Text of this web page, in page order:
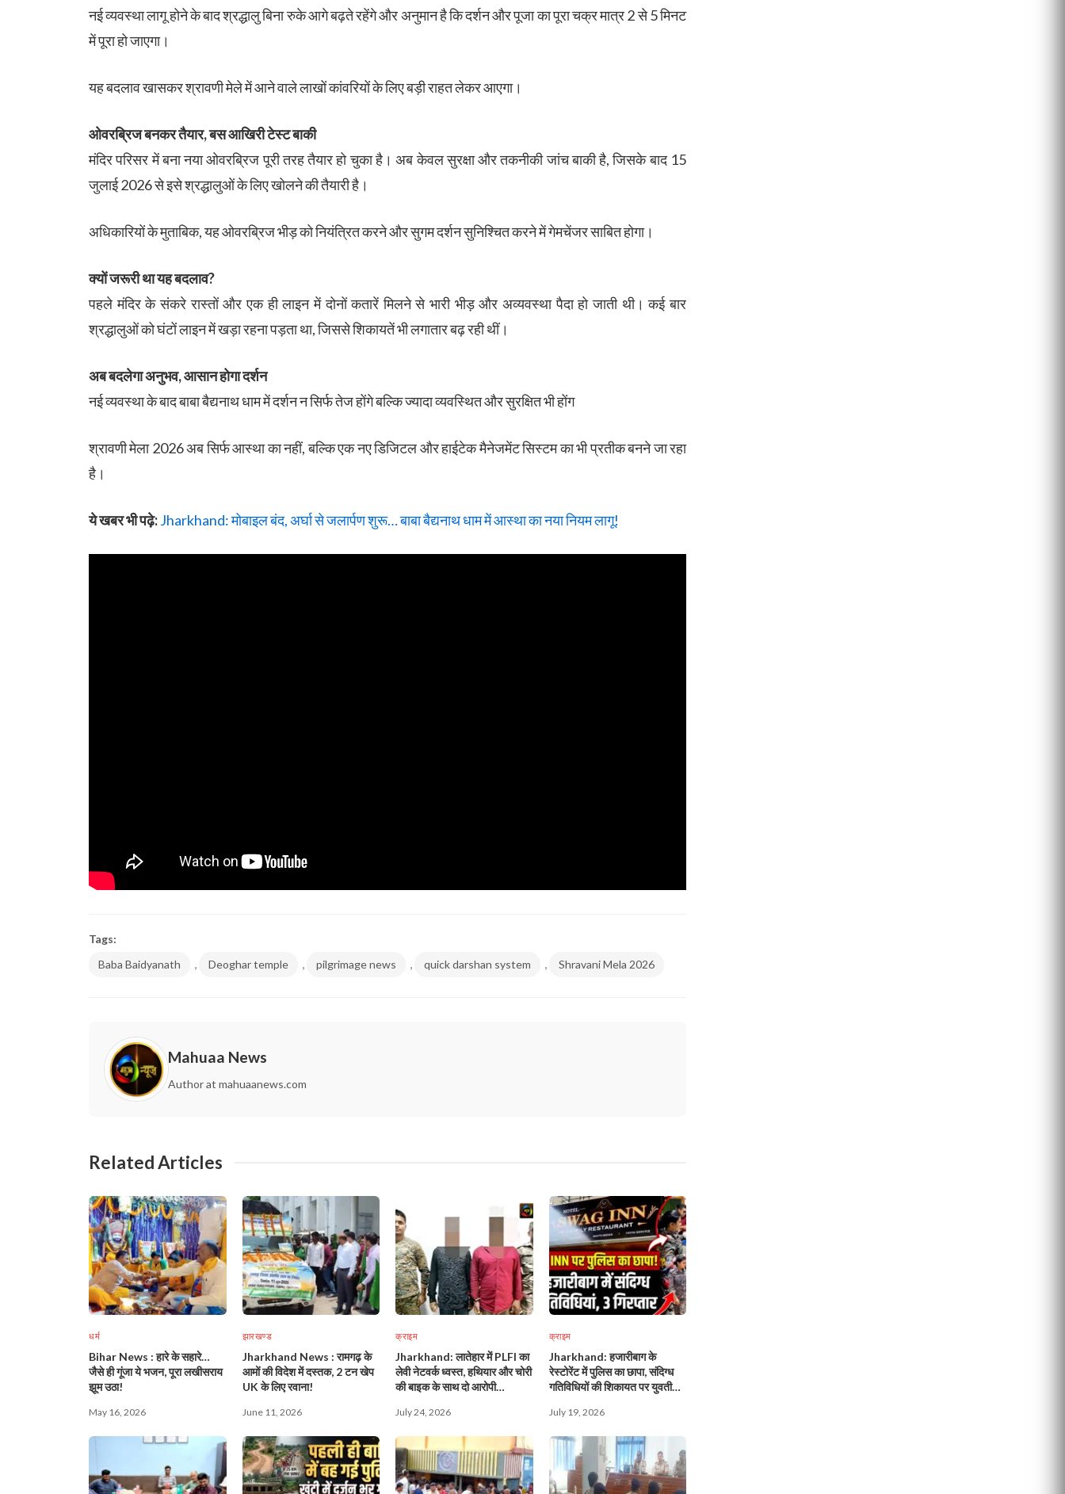
नई व्यवस्था लागू होने के बाद श्रद्धालु बिना रुके आगे बढ़ते रहेंगे और अनुमान है कि दर्शन और पूजा का पूरा चक्र मात्र 2 से 5 मिनट
में पूरा हो जाएगा।
यह बदलाव खासकर श्रावणी मेले में आने वाले लाखों कांवरियों के लिए बड़ी राहत लेकर आएगा।
ओवरब्रिज बनकर तैयार, बस आखिरी टेस्ट बाकी
मंदिर परिसर में बना नया ओवरब्रिज पूरी तरह तैयार हो चुका है। अब केवल सुरक्षा और तकनीकी जांच बाकी है, जिसके बाद 15
जुलाई 2026 से इसे श्रद्धालुओं के लिए खोलने की तैयारी है।
अधिकारियों के मुताबिक, यह ओवरब्रिज भीड़ को नियंत्रित करने और सुगम दर्शन सुनिश्चित करने में गेमचेंजर साबित होगा।
क्यों जरूरी था यह बदलाव?
पहले मंदिर के संकरे रास्तों और एक ही लाइन में दोनों कतारें मिलने से भारी भीड़ और अव्यवस्था पैदा हो जाती थी। कई बार
श्रद्धालुओं को घंटों लाइन में खड़ा रहना पड़ता था, जिससे शिकायतें भी लगातार बढ़ रही थीं।
अब बदलेगा अनुभव, आसान होगा दर्शन
नई व्यवस्था के बाद बाबा बैद्यनाथ धाम में दर्शन न सिर्फ तेज होंगे बल्कि ज्यादा व्यवस्थित और सुरक्षित भी होंग
श्रावणी मेला 2026 अब सिर्फ आस्था का नहीं, बल्कि एक नए डिजिटल और हाईटेक मैनेजमेंट सिस्टम का भी प्रतीक बनने जा रहा
है।
ये खबर भी पढ़े:Jharkhand: मोबाइल बंद, अर्घा से जलार्पण शुरू… बाबा बैद्यनाथ धाम में आस्था का नया नियम लागू!
Tags:
Baba Baidyanath
, Deoghar temple , pilgrimage news , quick darshan system , Shravani Mela 2026
Mahuaa News
Author at mahuaanews.com
Related Articles
धर्म
Bihar News : हारे के सहारे…
जैसे ही गूंजा ये भजन, पूरा लखीसराय
झूम उठा!
May 16, 2026
झारखण्ड
Jharkhand News : रामगढ़ के
आमों की विदेश में दस्तक, 2 टन खेप
UK के लिए रवाना!
June 11, 2026
क्राइम
Jharkhand: लातेहार में PLFI का
लेवी नेटवर्क ध्वस्त, हथियार और चोरी
की बाइक के साथ दो आरोपी
July 24, 2026
क्राइम
Jharkhand: हजारीबाग के
रेस्टोरेंट में पुलिस का छापा, संदिग्ध
गतिविधियों की शिकायत पर युवती
July 19, 2026